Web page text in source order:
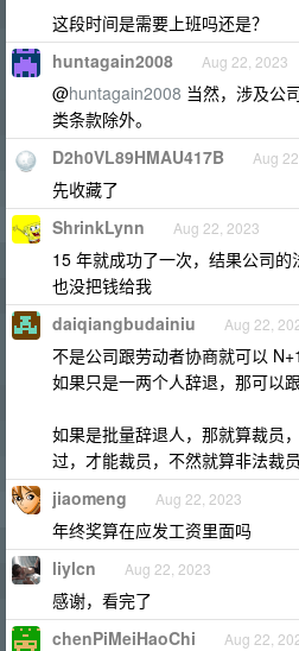
这段时间是需要上班吗还是？
huntagain2008 Aug 22, 2023
@huntagain2008 当然，涉及公
类条款除外。
D2h0VL89HMAU417B Aug
先收藏了
ShrinkLynn Aug 22, 2023
15 年就成功了一次，结果公司
也没把钱给我
daiqiangbudainiu Aug 22,
不是公司跟劳动者协商就可以
如果只是一两个人辞退，那可以
如果是批量辞退人，那就算裁员
过，才能裁员，不然就算非法裁
jiaomeng Aug 22, 2023
年终奖算在应发工资里面吗
liylcn Aug 22, 2023
感谢，看完了
chenPiMeiHaoChi Aug 22,